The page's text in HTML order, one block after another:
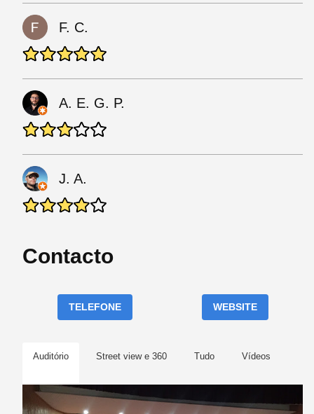
F. C.
A. E. G. P.
J. A.
Contacto
TELEFONE WEBSITE
Auditório Street view e 360 Tudo Vídeos